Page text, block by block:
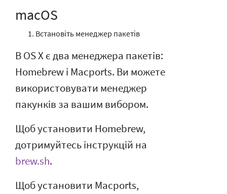
macOS
Встановіть менеджер пакетів
В OS X є два менеджера пакетів:
Homebrew і Macports. Ви можете
використовувати менеджер
пакунків за вашим вибором.
Щоб установити Homebrew,
дотримуйтесь інструкцій на
brew.sh.
Щоб установити Macports,